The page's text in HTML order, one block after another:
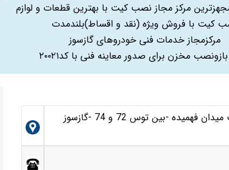
مرکز مجاز نصب کیت با بهترین قطعات و لوازم
کیت با فروش ویژه (نقد و اقساط)بلندمدت
مرکزمجاز خدمات فنی خودروهای گازسوز
مخزن برای صدور معاینه فنی با کد۲۰۰۲۱
مشهد- بلوار توس – از سمت سه راه دانش به سمت میدان فهمیده -بین توس 72 و 74 -گازسوز